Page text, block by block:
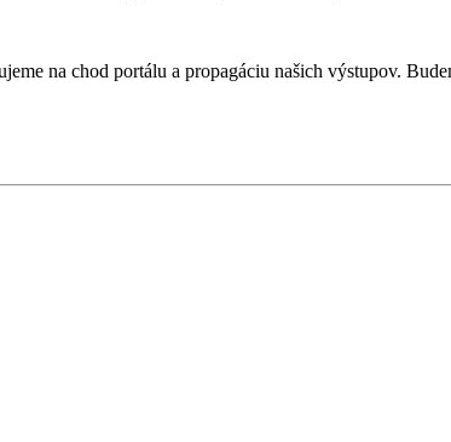
na chod portálu a propagáciu našich výstupov.